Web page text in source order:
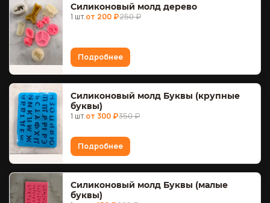
Силиконовый молд дерево
1 шт.от 200 ₽250 ₽
Подробнее
Силиконовый молд Буквы (крупные
буквы)
1 шт.от 300 ₽350 ₽
Подробнее
Силиконовый молд Буквы (малые
буквы)